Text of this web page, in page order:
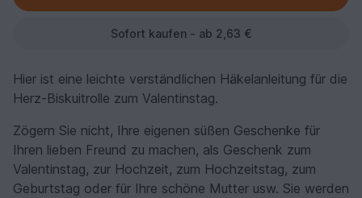
Sofort kaufen - ab 2,63 €
Hier ist eine leichte verständlichen Häkelanleitung für die
Herz-Biskuitrolle zum Valentinstag.
Zögern Sie nicht, Ihre eigenen süßen Geschenke für
Ihren lieben Freund zu machen, als Geschenk zum
Valentinstag, zur Hochzeit, zum Hochzeitstag, zum
Geburtstag oder für Ihre schöne Mutter usw. Sie werden